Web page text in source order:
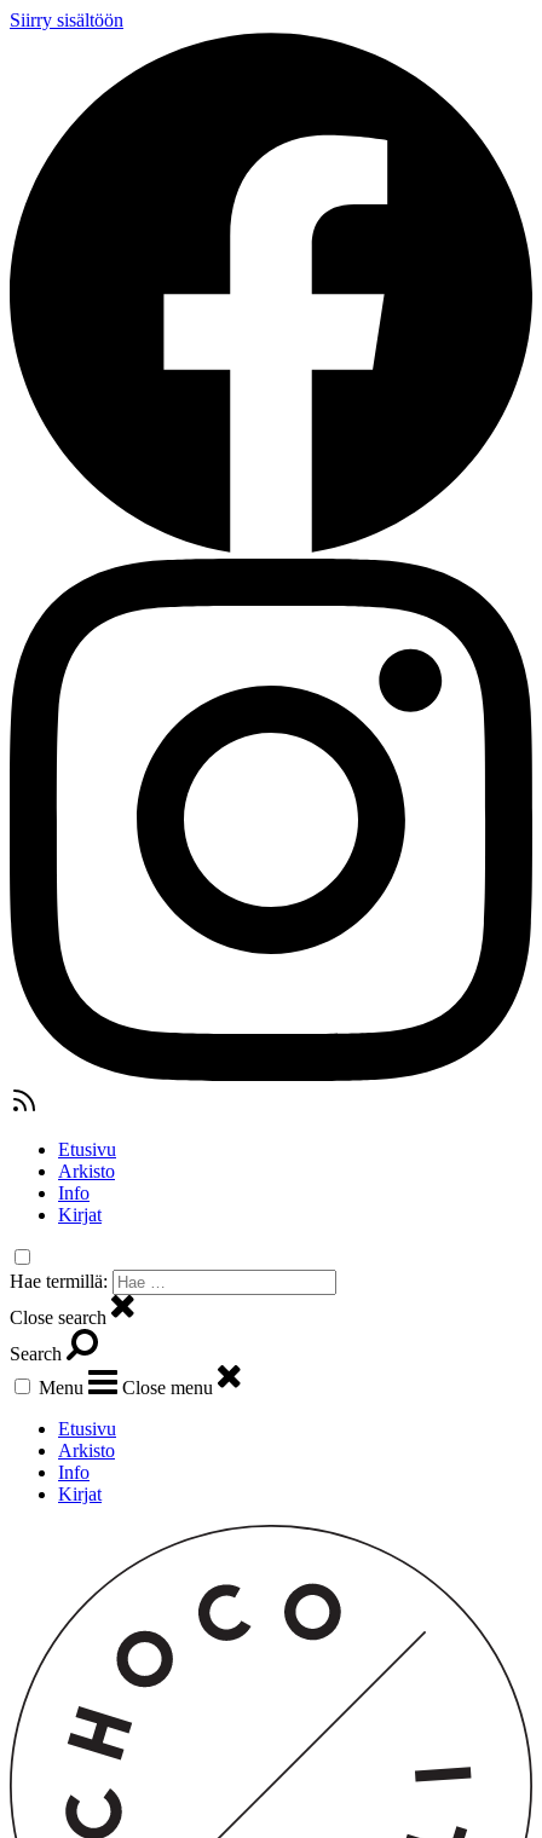
Siirry sisältöön
Etusivu
Arkisto
Info
Kirjat
Hae termillä:
Close search
Search
Menu
Close menu
Etusivu
Arkisto
Info
Kirjat